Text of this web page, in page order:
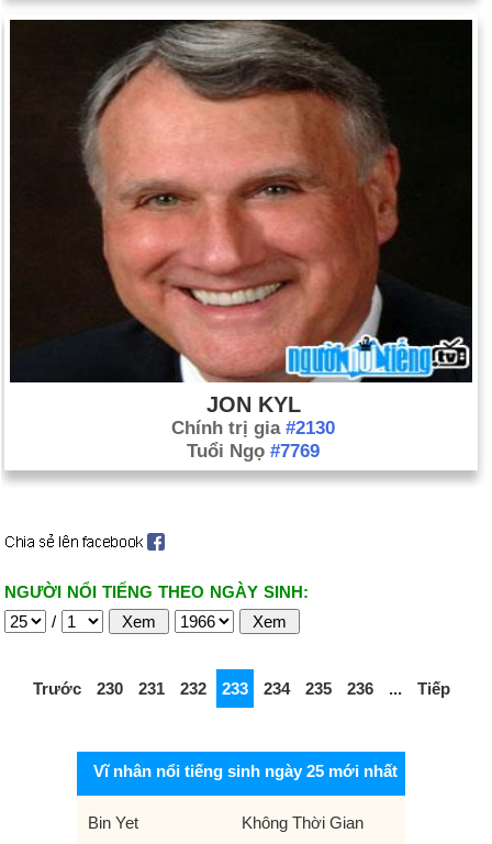
JON KYL
Chính trị gia #2130
Tuổi Ngọ #7769
NGƯỜI NỔI TIẾNG THEO NGÀY SINH:
/
Trước 230 231 232 233 234 235 236 ... Tiếp
Vĩ nhân nổi tiếng sinh ngày 25 mới nhất
Bin Yet
Không Thời Gian